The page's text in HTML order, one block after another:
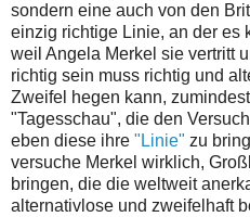
sondern eine auch von den
einzig richtige Linie, an der es
weil Angela Merkel sie vertritt
richtig sein muss richtig und
Zweifel hegen kann,
"Tagesschau", die den
eben diese ihre "Linie" zu
versuche Merkel wirklich,
bringen, die die weltweit
alternativlose und zweifelhaft